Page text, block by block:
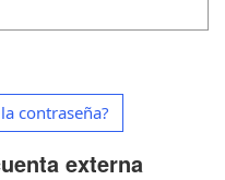
contraseña?
externa